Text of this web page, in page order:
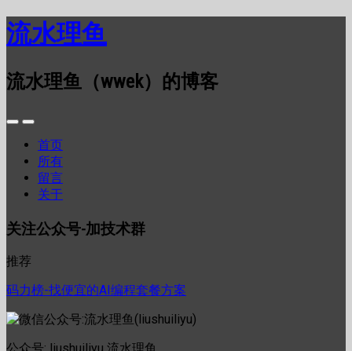
流水理鱼
流水理鱼（wwek）的博客
首页
所有
留言
关于
关注公众号-加技术群
推荐
码力榜-找便宜的AI编程套餐方案